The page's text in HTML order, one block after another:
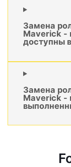
Замена
Maverick -
доступны
Замена
Maverick -